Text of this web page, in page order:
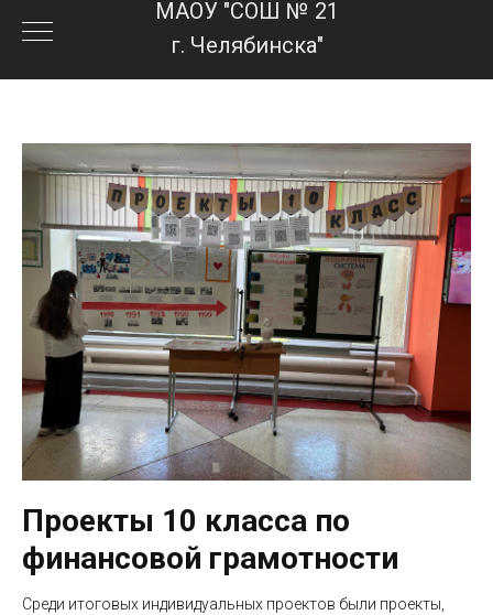
МАОУ "СОШ № 21
г. Челябинска"
Проекты 10 класса по
финансовой грамотности
Среди итоговых индивидуальных проектов были проекты,